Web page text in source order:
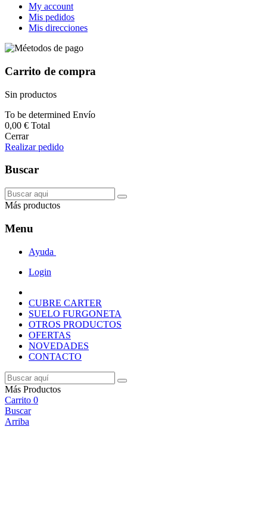
My account
Mis pedidos
Mis direcciones
Carrito de compra
Sin productos
To be determined Envío
0,00 € Total
Cerrar
Realizar pedido
Buscar
Más productos
Menu
Ayuda
Login
CUBRE CARTER
SUELO FURGONETA
OTROS PRODUCTOS
OFERTAS
NOVEDADES
CONTACTO
Más Productos
Carrito 0
Buscar
Arriba